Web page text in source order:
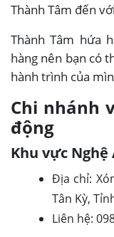
Thành Tâm đến
Thành Tâm hứa
hàng nên bạn có
hành trình của
Chi nhánh
động
Khu vực Nghệ
Địa chỉ:
Tân Kỳ,
Liên hệ: